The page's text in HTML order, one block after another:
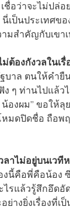
ชื่อว่าจะไม่ปล่อ
เป็นประเทศขอ
มสำคัญกับเขา
องกังวลในเรื่
บาล ตนให้คำยื
ๆ ท่านไปแล้ว
องผม” ขอให้ลุ
หมดปิดชื่อ ถือพ
ลาไม่อยู่บนเวที
นี้คือพี่คือน้อง
รแล้วรู้สึกอึดอั
ย่างยิ่งเรื่องที่เ